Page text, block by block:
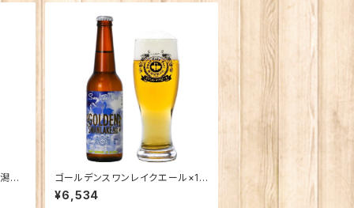
の
ゴールデンスワンレイクエール×12
本
¥6,534